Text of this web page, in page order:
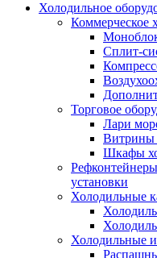
Холодильное
Коммерческое
Сплит-
Торговое
Лари
Витрины
Шкафы
установки
Холодильные
Холодильные и